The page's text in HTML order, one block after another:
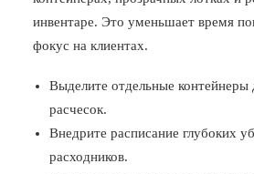
инвентаре. Это уменьшает время
фокус на клиентах.
Выделите отдельные контейнеры
расчесок.
Внедрите расписание глубоких
расходников.